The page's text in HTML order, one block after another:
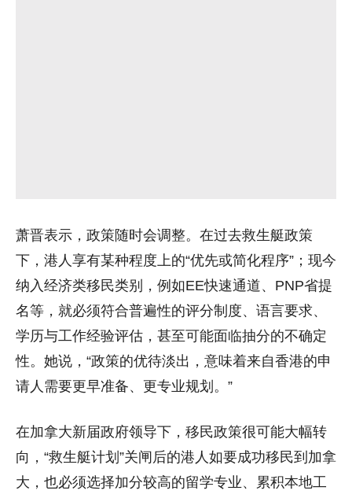
萧晋表示，政策随时会调整。在过去救生艇政策
下，港人享有某种程度上的“优先或简化程序”；现今
纳入经济类移民类别，例如EE快速通道、PNP省提
名等，就必须符合普遍性的评分制度、语言要求、
学历与工作经验评估，甚至可能面临抽分的不确定
性。她说，“政策的优待淡出，意味着来自香港的申
请人需要更早准备、更专业规划。”
在加拿大新届政府领导下，移民政策很可能大幅转
向，“救生艇计划”关闸后的港人如要成功移民到加拿
大，也必须选择加分较高的留学专业、累积本地工